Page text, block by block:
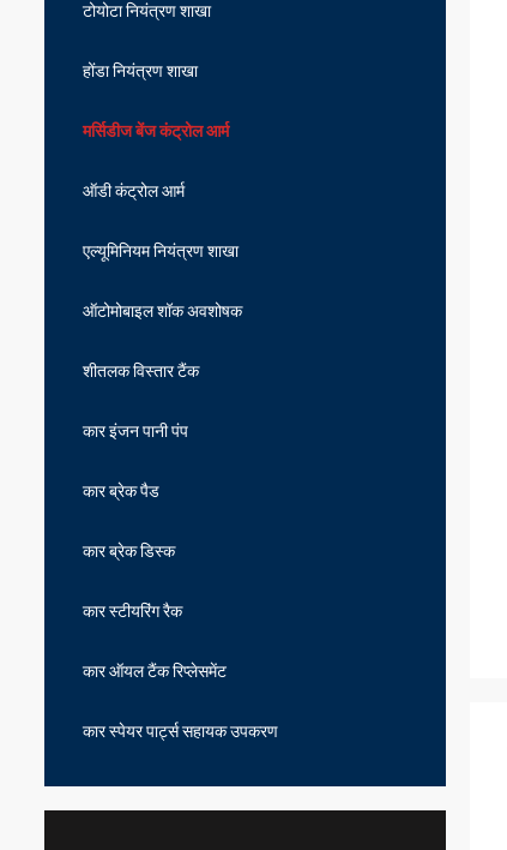
टोयोटा नियंत्रण शाखा
होंडा नियंत्रण शाखा
मर्सिडीज बेंज कंट्रोल आर्म
ऑडी कंट्रोल आर्म
एल्यूमिनियम नियंत्रण शाखा
ऑटोमोबाइल शॉक अवशोषक
शीतलक विस्तार टैंक
कार इंजन पानी पंप
कार ब्रेक पैड
कार ब्रेक डिस्क
कार स्टीयरिंग रैक
कार ऑयल टैंक रिप्लेसमेंट
कार स्पेयर पार्ट्स सहायक उपकरण